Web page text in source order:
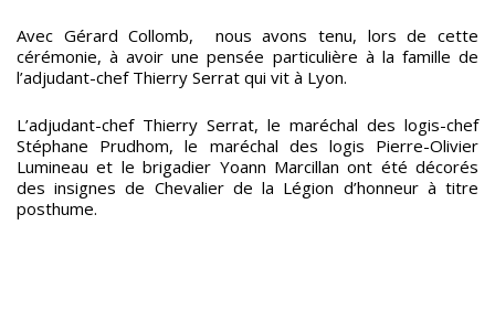
Avec Gérard Collomb, nous avons tenu, lors de cette
cérémonie, à avoir une pensée particulière à la famille de
l’adjudant-chef Thierry Serrat qui vit à Lyon.
L’adjudant-chef Thierry Serrat, le maréchal des logis-chef
Stéphane Prudhom, le maréchal des logis Pierre-Olivier
Lumineau et le brigadier Yoann Marcillan ont été décorés
des insignes de Chevalier de la Légion d’honneur à titre
posthume.